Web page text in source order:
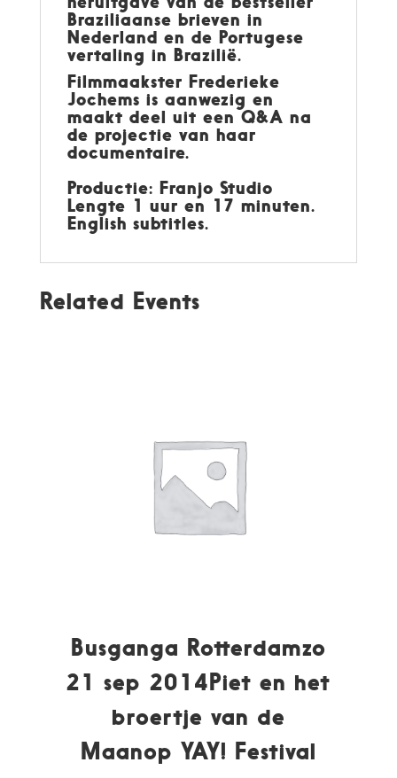
Braziliaanse brieven in
Nederland en de Portugese
vertaling in Brazilië.
Filmmaakster Frederieke
Jochems is aanwezig en
maakt deel uit een Q&A na
de projectie van haar
documentaire.
Productie: Franjo Studio
Lengte 1 uur en 17 minuten.
English subtitles.
Related Events
Busganga Rotterdamzo
21 sep 2014Piet en het
broertje van de
Maanop YAY! Festival